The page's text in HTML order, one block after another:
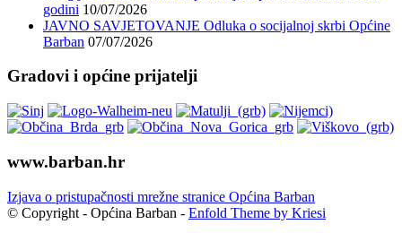
godini 10/07/2026
JAVNO SAVJETOVANJE Odluka o socijalnoj skrbi Općine
Barban 07/07/2026
Gradovi i općine prijatelji
www.barban.hr
Izjava o pristupačnosti mrežne stranice Općina Barban
© Copyright - Općina Barban - Enfold Theme by Kriesi